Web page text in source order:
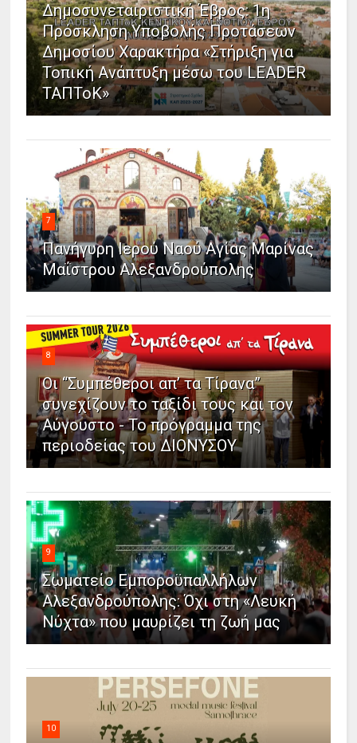
Δημοσυνεταιριστική Έβρος: 1η
Πρόσκληση Υποβολής Προτάσεων
Δημοσίου Χαρακτήρα «Στήριξη για
Τοπική Ανάπτυξη μέσω του LEADER
ΤΑΠΤοΚ»
7
Πανήγυρη Ιερού Ναού Αγίας Μαρίνας
Μαΐστρου Αλεξανδρούπολης
8
Οι “Συμπέθεροι απ’ τα Τίρανα”
συνεχίζουν το ταξίδι τους και τον
Αύγουστο - Το πρόγραμμα της
περιοδείας του ΔΙΟΝΥΣΟΥ
9
Σωματείο Εμποροϋπαλλήλων
Αλεξανδρούπολης: Όχι στη «Λευκή
Νύχτα» που μαυρίζει τη ζωή μας
10